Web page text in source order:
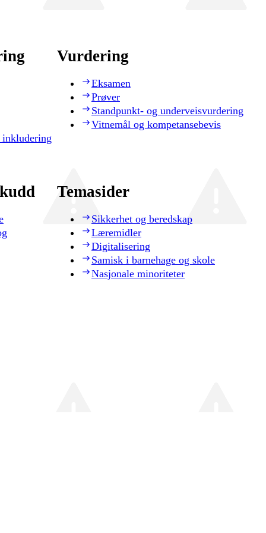
Vurdering
Eksamen
Prøver
Standpunkt- og underveisvurdering
Vitnemål og kompetansebevis
Temasider
Sikkerhet og beredskap
Læremidler
Digitalisering
Samisk i barnehage og skole
Nasjonale minoriteter